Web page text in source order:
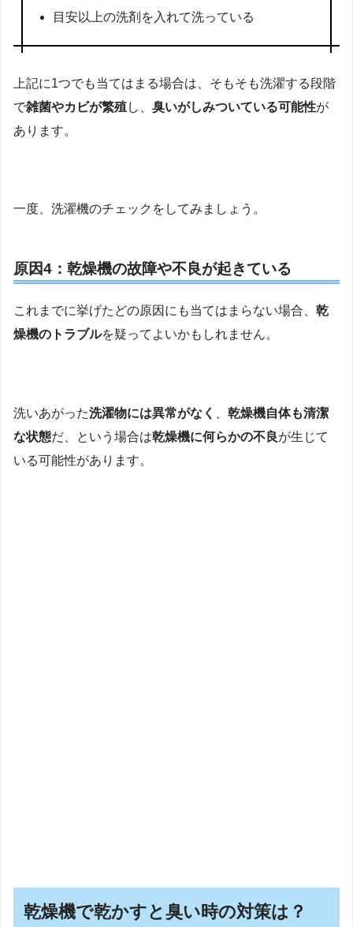
目安以上の洗剤を入れて洗っている
上記に1つでも当てはまる場合は、そもそも洗濯する段階
で雑菌やカビが繁殖し、 臭いがしみついている可能性が
あります。
一度、洗濯機のチェックをしてみましょう。
原因4：乾燥機の故障や不良が起きている
これまでに挙げたどの原因にも当てはまらない場合、 乾
燥機のトラブルを疑ってよいかもしれません。
洗いあがった洗濯物には異常がなく
乾燥機自体も清潔
な状態だ、という場合は乾燥機に何らかの不良が生じて
いる可能性があります。
乾燥機で乾かすと臭い時の対策は？